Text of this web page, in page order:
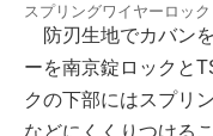
スプリングワイヤーロック
防刃生地でカバン
ーを南京錠ロックと
クの下部にはスプリ
などにくくりつける